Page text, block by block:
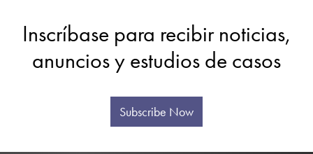
Inscríbase para recibir noticias,
anuncios y estudios de casos
Subscribe Now